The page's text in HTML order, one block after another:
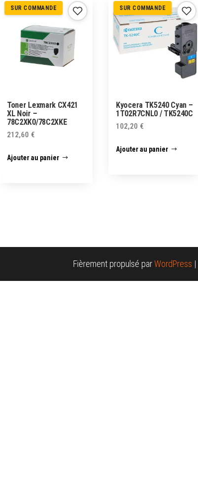
SUR COMMANDE
Toner Lexmark CX421
XL Noir –
78C2XK0/78C2XKE
212,60 €
Ajouter au panier
SUR COMMANDE
Kyocera TK5240 Cyan –
1T02R7CNL0 / TK5240C
102,20 €
Ajouter au panier
Fièrement propulsé parWordPress |